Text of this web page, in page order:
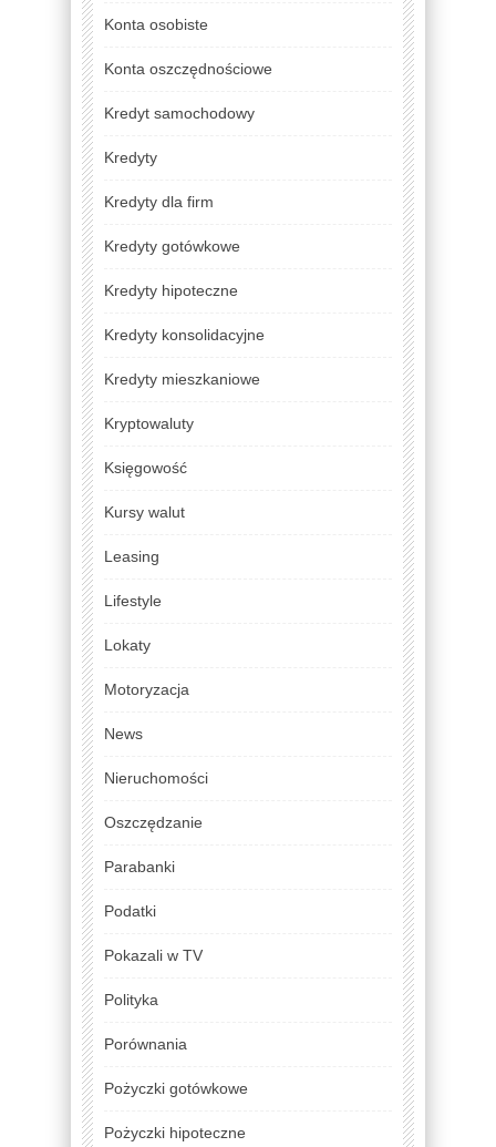
Konta osobiste
Konta oszczędnościowe
Kredyt samochodowy
Kredyty
Kredyty dla firm
Kredyty gotówkowe
Kredyty hipoteczne
Kredyty konsolidacyjne
Kredyty mieszkaniowe
Kryptowaluty
Księgowość
Kursy walut
Leasing
Lifestyle
Lokaty
Motoryzacja
News
Nieruchomości
Oszczędzanie
Parabanki
Podatki
Pokazali w TV
Polityka
Porównania
Pożyczki gotówkowe
Pożyczki hipoteczne